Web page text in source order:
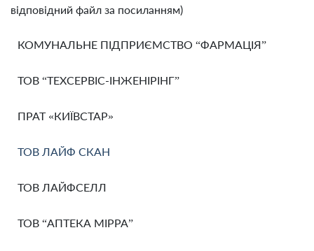
відповідний файл за посиланням)
КОМУНАЛЬНЕ ПІДПРИЄМСТВО “ФАРМАЦІЯ”
ТОВ “ТЕХСЕРВІС-ІНЖЕНІРІНГ”
ПРАТ «КИЇВСТАР»
ТОВ ЛАЙФ СКАН
ТОВ ЛАЙФСЕЛЛ
ТОВ “АПТЕКА МІРРА”